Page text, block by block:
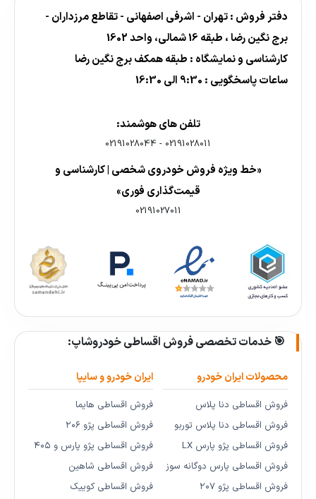
دفتر فروش : تهران - اشرفی اصفهانی - تقاطع مرزداران -
برج نگین رضا ، طبقه 16 شمالی، واحد 1602
کارشناسی و نمایشگاه : طبقه همکف برج نگین رضا
ساعات پاسخگویی : 9:30 الی 16:30
تلفن های هوشمند:
02191028011
-
02191028044
«خط ویژه فروش خودروی شخصی | کارشناسی و
قیمت‌گذاری فوری»
02191027011
🎯 خدمات تخصصی فروش اقساطی خودروشاپ:
محصولات ایران خودرو
فروش اقساطی دنا پلاس
فروش اقساطی دنا پلاس توربو
فروش اقساطی پژو پارس LX
فروش اقساطی پارس دوگانه سوز
فروش اقساطی پژو ۲۰۷
ایران خودرو و سایپا
فروش اقساطی هایما
فروش اقساطی پژو ۲۰۶
فروش اقساطی پژو پارس و ۴۰۵
فروش اقساطی شاهین
فروش اقساطی کوییک